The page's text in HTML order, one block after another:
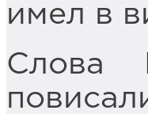
имел в
Слова